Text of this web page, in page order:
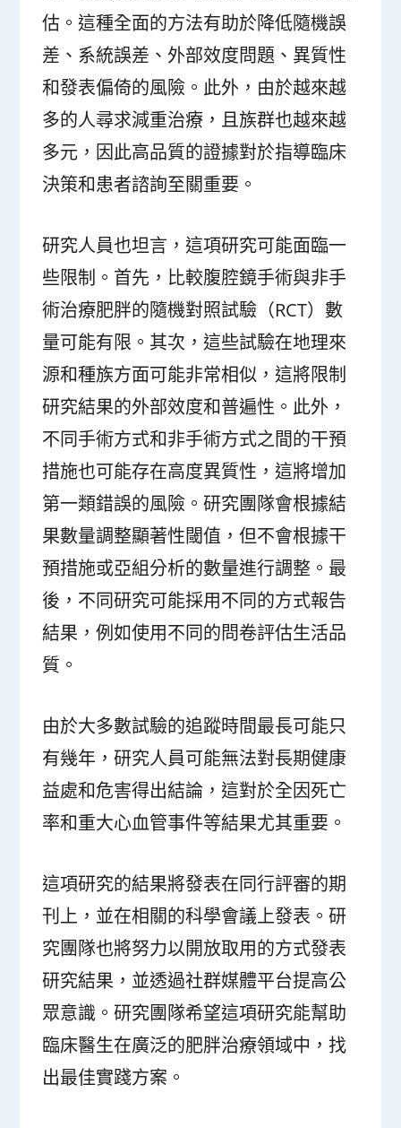
估。這種全面的方法有助於降低隨機誤
差、系統誤差、外部效度問題、異質性
和發表偏倚的風險。此外，由於越來越
多的人尋求減重治療，且族群也越來越
多元，因此高品質的證據對於指導臨床
決策和患者諮詢至關重要。
研究人員也坦言，這項研究可能面臨一
些限制。首先，比較腹腔鏡手術與非手
術治療肥胖的隨機對照試驗（RCT）數
量可能有限。其次，這些試驗在地理來
源和種族方面可能非常相似，這將限制
研究結果的外部效度和普遍性。此外，
不同手術方式和非手術方式之間的干預
措施也可能存在高度異質性，這將增加
第一類錯誤的風險。研究團隊會根據結
果數量調整顯著性閾值，但不會根據干
預措施或亞組分析的數量進行調整。最
後，不同研究可能採用不同的方式報告
結果，例如使用不同的問卷評估生活品
質。
由於大多數試驗的追蹤時間最長可能只
有幾年，研究人員可能無法對長期健康
益處和危害得出結論，這對於全因死亡
率和重大心血管事件等結果尤其重要。
這項研究的結果將發表在同行評審的期
刊上，並在相關的科學會議上發表。研
究團隊也將努力以開放取用的方式發表
研究結果，並透過社群媒體平台提高公
眾意識。研究團隊希望這項研究能幫助
臨床醫生在廣泛的肥胖治療領域中，找
出最佳實踐方案。